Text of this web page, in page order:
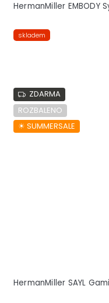
HermanMiller EMBODY
skladem
ZDARMA
ROZBALENO
☀︎ SUMMERSALE
HermanMiller SAYL